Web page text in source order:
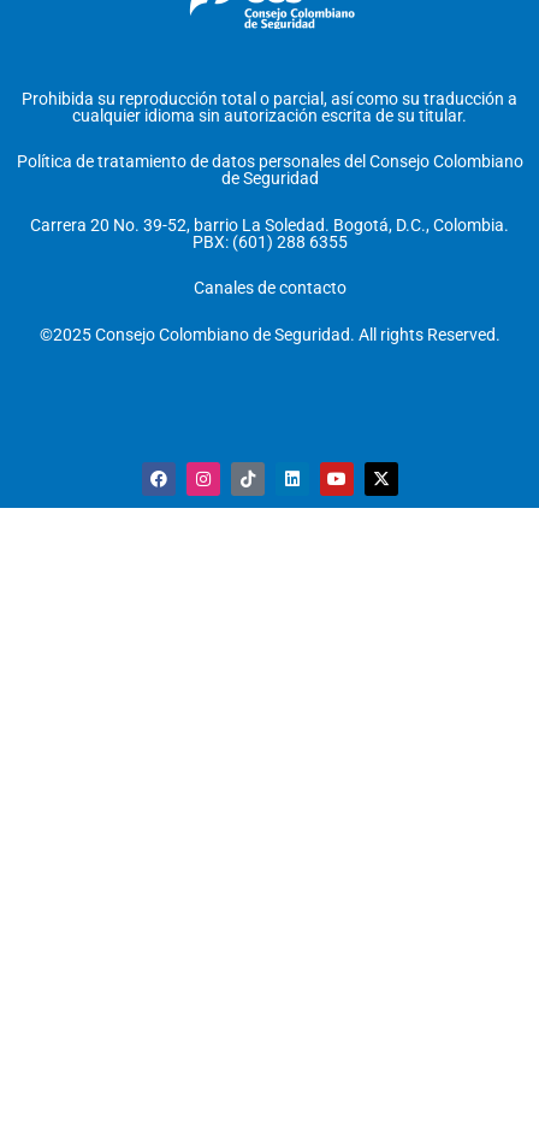
Prohibida su reproducción total o parcial, así como su traducción a
cualquier idioma sin autorización escrita de su titular.
Política de tratamiento de datos personales del Consejo Colombiano
de Seguridad
Carrera 20 No. 39-52, barrio La Soledad. Bogotá, D.C., Colombia.
PBX: (601) 288 6355
Canales de contacto
©2025 Consejo Colombiano de Seguridad. All rights Reserved.
F
a
c
I
n
s
T
i
k
L
i
Y
o
u
X
-
t